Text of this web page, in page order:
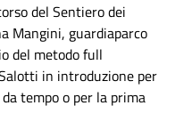
del Sentiero dei
Mangini, guardiaparco
del metodo full
in introduzione per
tempo o per la prima